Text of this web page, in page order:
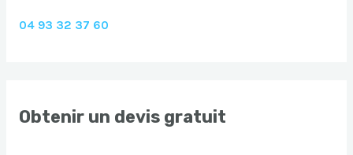
04 93 32 37 60
Obtenir un devis gratuit